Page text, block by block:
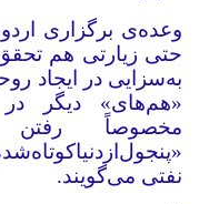
وعده‌ی برگزاری
حتی زیارتی هم
به‌سزایی در ایجاد
«هم‌های» دیگر در
مخصوصاً رفتن
نفتی می‌گویند.